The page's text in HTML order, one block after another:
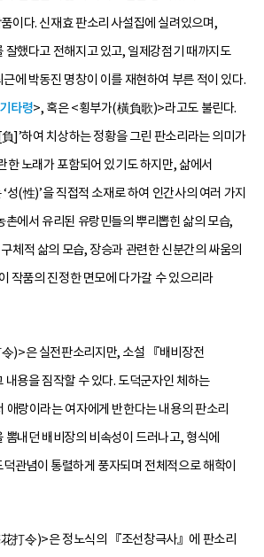
이다. 신재효 판소리 사설집에 실려있으며,
잘했다고 전해지고 있고, 일제강점기 때까지도
에 박동진 명창이 이를 재현하여 부른 적이 있다.
타령>, 혹은 <횡부가(橫負歌)>라고도 불린다.
]’하여 치상하는 정황을 그린 판소리라는 의미가
한 노래가 포함되어 있기도 하지만, 삶에서
성(性)’을 직접적 소재로 하여 인간사의 여러 가지
촌에서 유리된 유랑민들의 뿌리뽑힌 삶의 모습,
체적 삶의 모습, 장승과 관련한 신분간의 싸움의
작품의 진정한 면모에 다가갈 수 있으리라
)>은 실전판소리지만, 소설 『배비장전
용을 짐작할 수 있다. 도덕군자인 체하는
애랑이라는 여자에게 반한다는 내용의 판소리
뽐내던 배비장의 비속성이 드러나고, 형식에
관념이 통렬하게 풍자되며 전체적으로 해학이
打令)>은 정노식의 『조선창극사』에 판소리